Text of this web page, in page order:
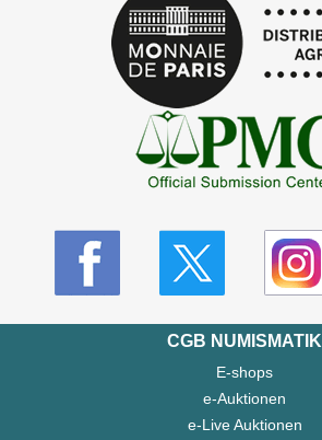
CGB NUMISMATIK
E-shops
e-Auktionen
e-Live Auktionen